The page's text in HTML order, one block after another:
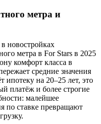
метра и
новостройках
метра в For Stars в 2025
комфорт класса в
средние значения
ипотеку на 20–25 лет, это
платёж и более строгие
малейшее
по ставке превращают